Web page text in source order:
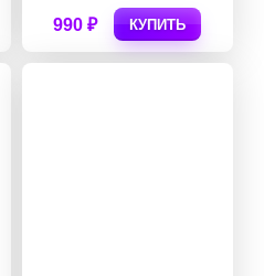
990 ₽ КУПИТЬ